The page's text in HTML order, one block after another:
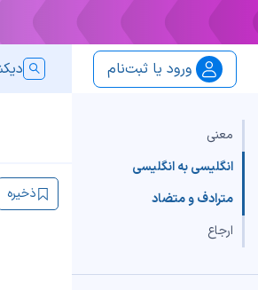
ورود یا ثبت‌نام
معنی
انگلیسی به انگلیسی
مترادف و متضاد
ارجاع
ذخیره